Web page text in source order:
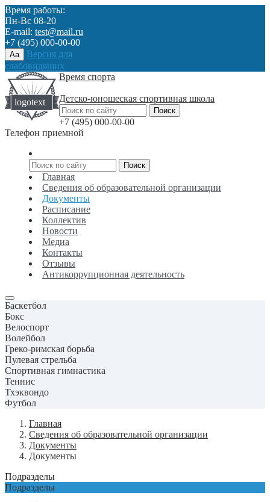
Время работы:
Пн-Вс 08-20
E-mail: test@mail.ru
+7 (495) 000-00-00
Aa
Версия для
слабовидящих
Время спорта
Детско-юношеская спортивная школа
+7 (495) 000-00-00
Телефон приемной
Главная
Сведения об образовательной организации
Документы
Расписание
Коллектив
Новости
Медиа
Контакты
Отзывы
Антикоррупционная деятельность
Баскетбол
Бокс
Велоспорт
Волейбол
Греко-римская борьба
Пулевая стрельба
Спортивная гимнастика
Теннис
Тхэквондо
Футбол
Главная
Сведения об образовательной организации
Документы
Документы
Подразделы
Подразделы